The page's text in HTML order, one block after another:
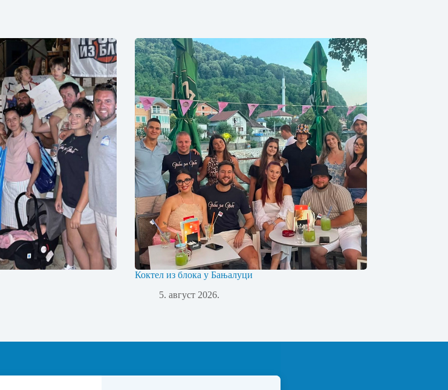
Коктел из блока у Бањалуци
5. август 2026.